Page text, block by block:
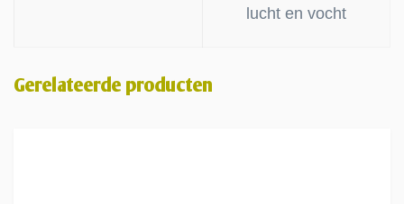
lucht en vocht
Gerelateerde producten